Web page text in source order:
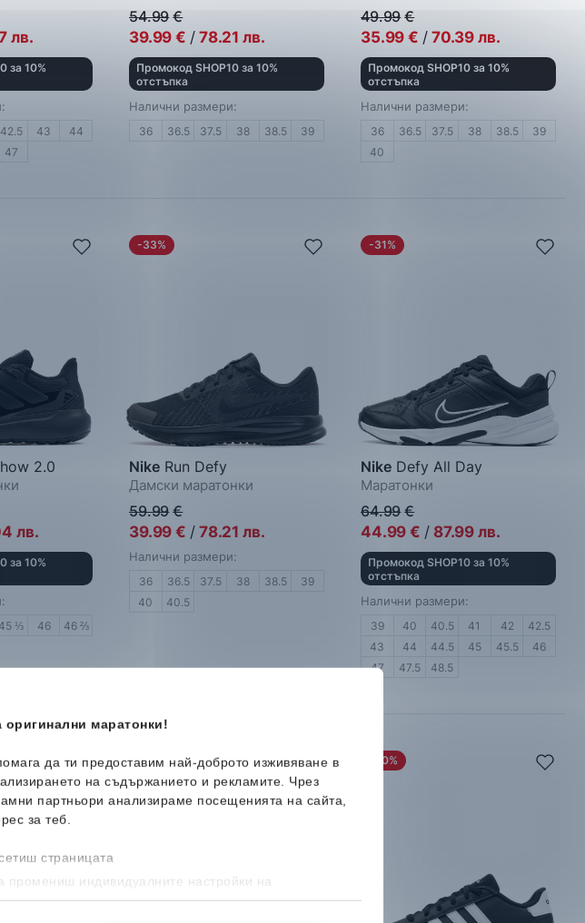
маратонки!
да ти предоставим най-доброто изживяване в
на съдържанието и рекламите. Чрез
партньори анализираме посещенията на сайта,
за теб.
страницата
промениш индивидуалните настройки на
лв.
за 10%
42.5 43
44
47
54.99 €
39.99 € / 78.21 лв.
Промокод SHOP10 за 10%
отстъпка
Налични размери:
36 36.5 37.5 38 38.5 39
49.99 €
35.99 € / 70.39 лв.
Промокод SHOP10 за 10%
отстъпка
Налични размери:
36 36.5 37.5 38 38.5
39
40
2.0
лв.
за 10%
45 ⅓ 46
46 ⅔
-33%
Nike Run Defy
Дамски маратонки
59.99 €
39.99 € / 78.21 лв.
Налични размери:
36 36.5 37.5 38 38.5
39
40
40.5
-31%
Nike Defy All Day
Маратонки
64.99 €
44.99 € / 87.99 лв.
Промокод SHOP10 за 10%
отстъпка
Налични размери:
39 40 40.5 41 42
42.5
43
44 44.5 45 45.5
46
47
47.5 48.5
-43% -40%